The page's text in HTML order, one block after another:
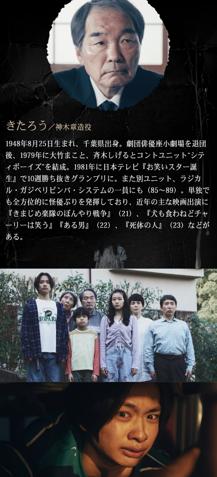
きたろう ／神木章造役
1948年8月25日生まれ、千葉県出身。劇団俳優座小劇場を退団
後、1979年に大竹まこと、斉木しげるとコントユニット“シテ
ィボーイズ”を結成。1981年に日本テレビ『お笑いスター誕
生』で10週勝ち抜きグランプリに。また別ユニット、ラジカ
ル・ガジベリビンバ・システムの一員にも（85〜89）。単独で
も全方位的に怪優ぶりを発揮しており、近年の主な映画出演に
『きまじめ楽隊のぼんやり戦争』（21）、『犬も食わねどチャ
ーリーは笑う』『ある男』（22）、『死体の人』（23）などが
ある。